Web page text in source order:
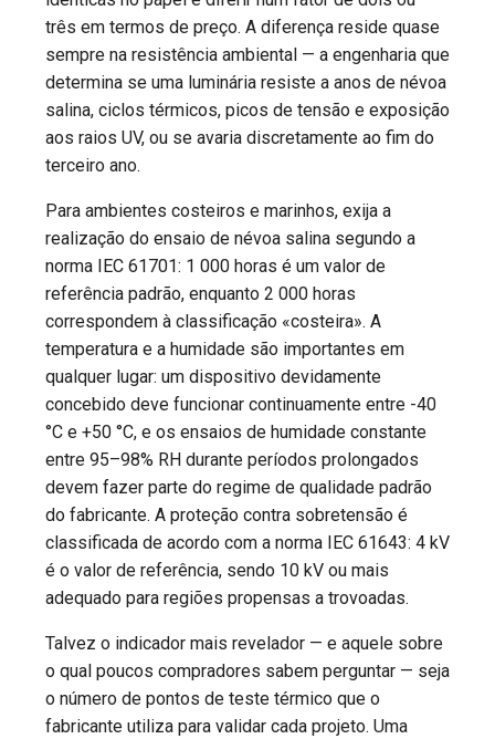
três em termos de preço. A diferença reside quase
sempre na resistência ambiental — a engenharia que
determina se uma luminária resiste a anos de névoa
salina, ciclos térmicos, picos de tensão e exposição
aos raios UV, ou se avaria discretamente ao fim do
terceiro ano.
Para ambientes costeiros e marinhos, exija a
realização do ensaio de névoa salina segundo a
norma IEC 61701: 1 000 horas é um valor de
referência padrão, enquanto 2 000 horas
correspondem à classificação «costeira». A
temperatura e a humidade são importantes em
qualquer lugar: um dispositivo devidamente
concebido deve funcionar continuamente entre -40
°C e +50 °C, e os ensaios de humidade constante
entre 95–98% RH durante períodos prolongados
devem fazer parte do regime de qualidade padrão
do fabricante. A proteção contra sobretensão é
classificada de acordo com a norma IEC 61643: 4 kV
é o valor de referência, sendo 10 kV ou mais
adequado para regiões propensas a trovoadas.
Talvez o indicador mais revelador — e aquele sobre
o qual poucos compradores sabem perguntar — seja
o número de pontos de teste térmico que o
fabricante utiliza para validar cada projeto. Uma